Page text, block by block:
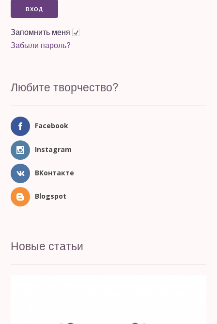
Запомнить меня
Забыли пароль?
Любите творчество?
Facebook
Instagram
ВКонтакте
Blogspot
Новые статьи